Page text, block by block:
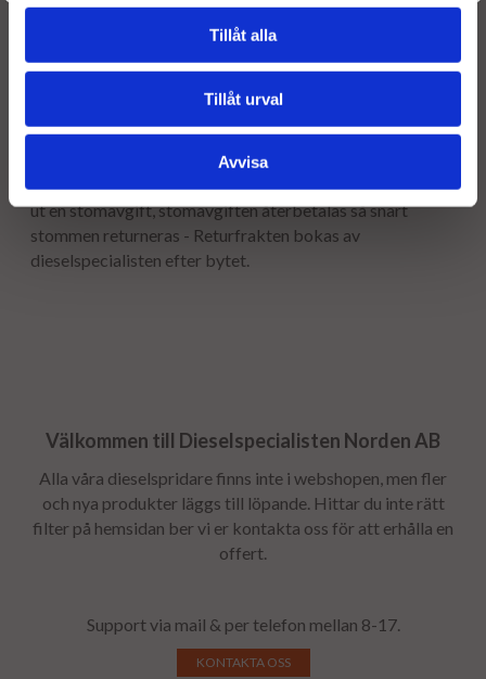
Tillåt alla
Tillåt urval
Avvisa
Leveranstiden normalt ca är 2-5 arbetsdagar.
Garanti:
Som en säkerhet för att få tillbaka er gamla stomme tar vi
ut en stomavgift, stomavgiften återbetalas så snart
stommen returneras - Returfrakten bokas av
dieselspecialisten efter bytet.
Välkommen till Dieselspecialisten Norden AB
Alla våra dieselspridare finns inte i webshopen, men fler
och nya produkter läggs till löpande. Hittar du inte rätt
filter på hemsidan ber vi er kontakta oss för att erhålla en
offert.
Support via mail & per telefon mellan 8-17.
KONTAKTA OSS